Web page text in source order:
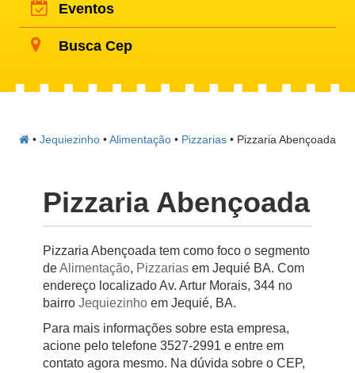
Eventos
Busca Cep
• Jequiezinho •Alimentação • Pizzarias •Pizzaria Abençoada
Pizzaria Abençoada
Pizzaria Abençoada tem como foco o segmento
deAlimentação, Pizzariasem Jequié BA. Com
endereço localizado Av. Artur Morais, 344 no
bairro Jequiezinho em Jequié, BA.
Para mais informações sobre esta empresa,
acione pelo telefone 3527-2991 e entre em
contato agora mesmo. Na dúvida sobre o CEP,